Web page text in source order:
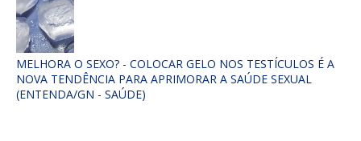
MELHORA O SEXO? - COLOCAR GELO NOS TESTÍCULOS É A
NOVA TENDÊNCIA PARA APRIMORAR A SAÚDE SEXUAL
(ENTENDA/GN - SAÚDE)